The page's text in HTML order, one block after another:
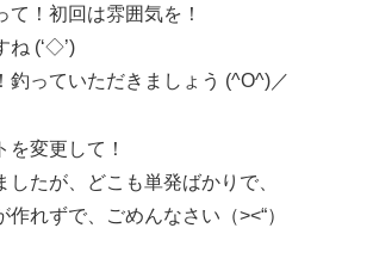
て！初回は雰囲気を！
(‘◇’)ゞ
釣っていただきましょう (^O^)／
を変更して！
したが、どこも単発ばかりで、
れずで、ごめんなさい（><“）